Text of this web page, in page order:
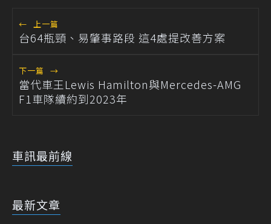
← 上一篇
台64瓶頸、易肇事路段 這4處提改善方案
下一篇 →
當代車王Lewis Hamilton與Mercedes-AMG
F1車隊續約到2023年
車訊最前線
最新文章